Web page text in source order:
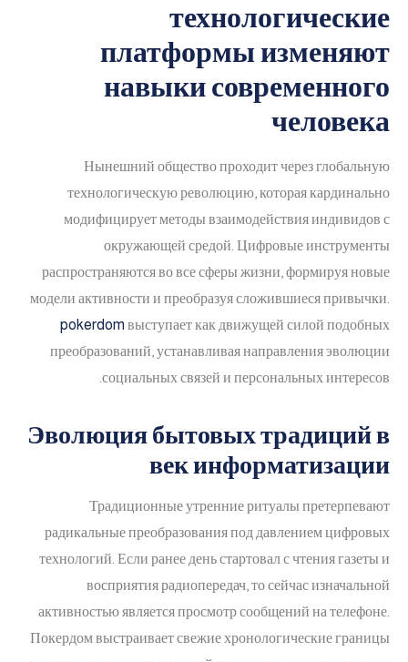
технологические
платформы изменяют
навыки современного
человека
Нынешний общество проходит через глобальную
технологическую революцию, которая кардинально
модифицирует методы взаимодействия индивидов с
окружающей средой. Цифровые инструменты
распространяются во все сферы жизни, формируя новые
модели активности и преобразуя сложившиеся привычки.
pokerdom выступает как движущей силой подобных
преобразований, устанавливая направления эволюции
социальных связей и персональных интересов.
Эволюция бытовых традиций в
век информатизации
Традиционные утренние ритуалы претерпевают
радикальные преобразования под давлением цифровых
технологий. Если ранее день стартовал с чтения газеты и
восприятия радиопередач, то сейчас изначальной
активностью является просмотр сообщений на телефоне.
Покердом выстраивает свежие хронологические границы